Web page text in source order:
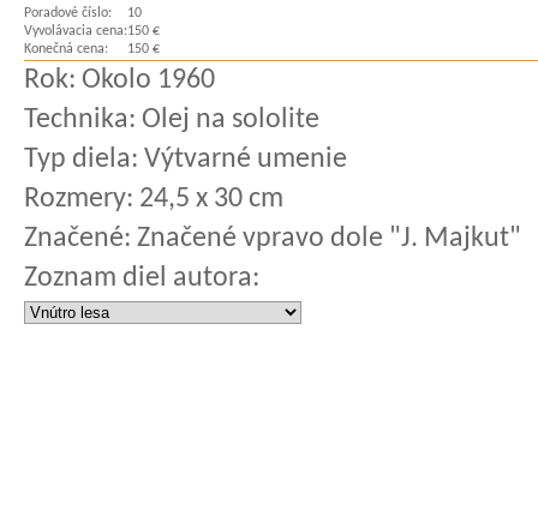
Poradové číslo:
10
Vyvolávacia cena:150 €
Konečná cena:
150 €
Rok: Okolo 1960
Technika: Olej na sololite
Typ diela: Výtvarné umenie
Rozmery: 24,5 x 30 cm
Značené: Značené vpravo dole "J. Majkut"
Zoznam diel autora: